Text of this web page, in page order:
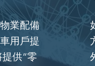
業配備
用戶提
供“零